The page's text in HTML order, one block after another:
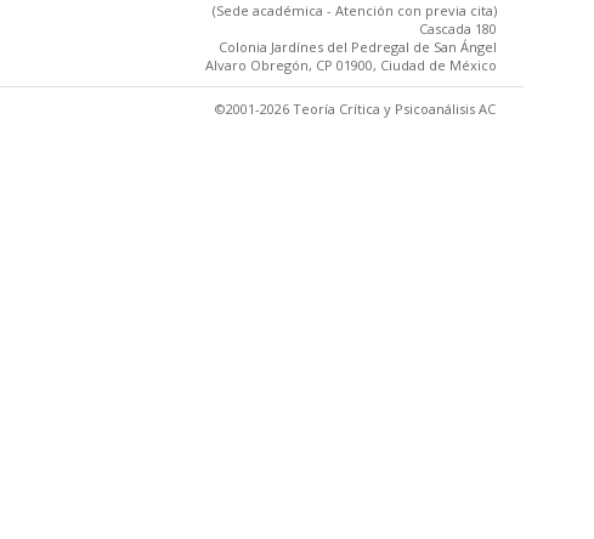
(Sede académica - Atención con previa cita)
Cascada 180
Colonia Jardínes del Pedregal de San Ángel
Alvaro Obregón, CP 01900, Ciudad de México
©2001-2026 Teoría Crítica y Psicoanálisis AC